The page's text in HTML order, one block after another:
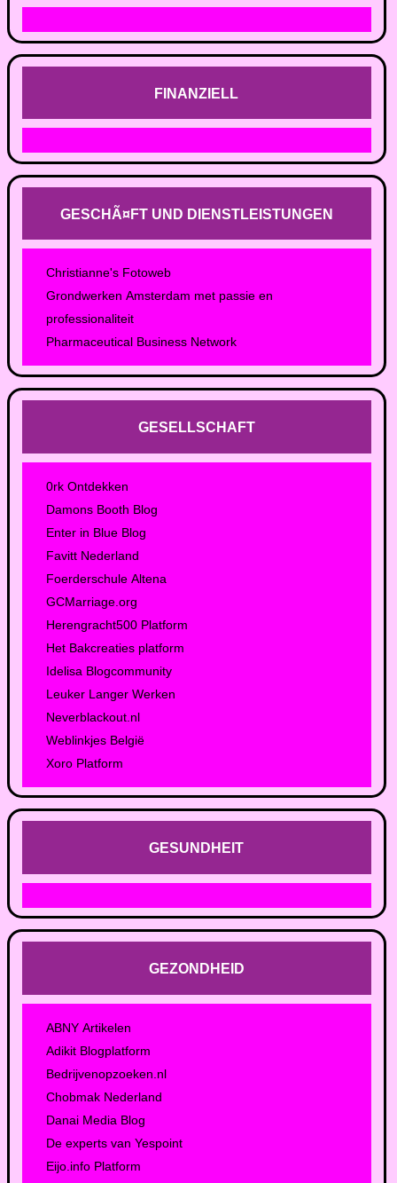
FINANZIELL
GESCHÃ¤FT UND DIENSTLEISTUNGEN
Christianne's Fotoweb
Grondwerken Amsterdam met passie en
professionaliteit
Pharmaceutical Business Network
GESELLSCHAFT
0rk Ontdekken
Damons Booth Blog
Enter in Blue Blog
Favitt Nederland
Foerderschule Altena
GCMarriage.org
Herengracht500 Platform
Het Bakcreaties platform
Idelisa Blogcommunity
Leuker Langer Werken
Neverblackout.nl
Weblinkjes België
Xoro Platform
GESUNDHEIT
GEZONDHEID
ABNY Artikelen
Adikit Blogplatform
Bedrijvenopzoeken.nl
Chobmak Nederland
Danai Media Blog
De experts van Yespoint
Eijo.info Platform